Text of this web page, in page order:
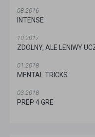
08.2016
INTENSE
10.2017
ZDOLNY, ALE LENIWY
01.2018
MENTAL TRICKS
03.2018
PREP 4 GRE